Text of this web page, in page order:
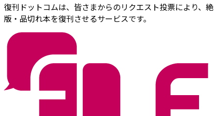
復刊ドットコムは、皆さまからのリクエスト投票により、絶
版・品切れ本を復刊させるサービスです。